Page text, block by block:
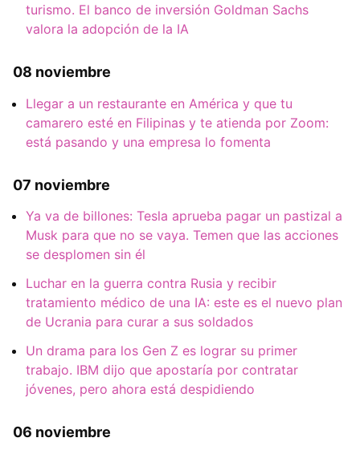
turismo. El banco de inversión Goldman Sachs
valora la adopción de la IA
08 noviembre
Llegar a un restaurante en América y que tu
camarero esté en Filipinas y te atienda por Zoom:
está pasando y una empresa lo fomenta
07 noviembre
Ya va de billones: Tesla aprueba pagar un pastizal a
Musk para que no se vaya. Temen que las acciones
se desplomen sin él
Luchar en la guerra contra Rusia y recibir
tratamiento médico de una IA: este es el nuevo plan
de Ucrania para curar a sus soldados
Un drama para los Gen Z es lograr su primer
trabajo. IBM dijo que apostaría por contratar
jóvenes, pero ahora está despidiendo
06 noviembre